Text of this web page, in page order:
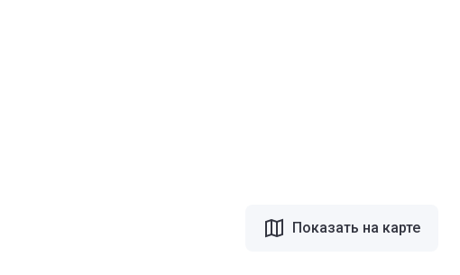
Показать на карте